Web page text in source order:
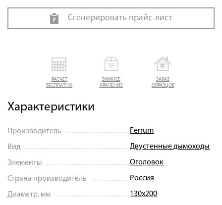
РАСЧЕТ
БЕСПЛАТНО
ЗИМНЕЕ
ХРАНЕНИЕ
ЗАКАЗ
ОБРАЗЦОВ
Характеристики
Производитель Ferrum
Вид Двустенные дымоходы
Элементы Оголовок
Страна производитель Россия
Диаметр, мм 130х200
Сгенерировать прайс-лист